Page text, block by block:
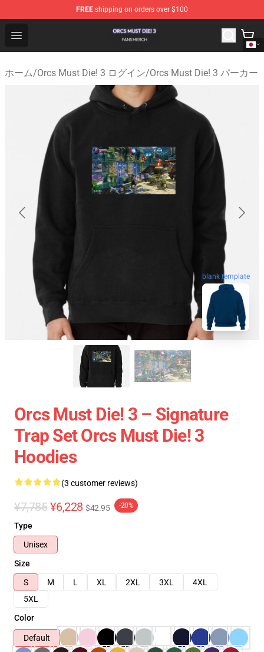
FREE shipping on orders over $100
Open menu
Orcs Must Die! 3 Shop - Official Orcs Must Die! 3
ホーム/Orcs Must Die! 3 ログイン/Orcs Must Die! 3 パーカー
blank template
Orcs Must Die! 3 – Signature
Trap Set Orcs Must Die! 3
Hoodies
(3 customer reviews)
¥7,785 ¥6,228 $42.95 -20%
Type
Unisex
Size
S
M L XL 2XL 3XL
4XL
5XL
Color
Default